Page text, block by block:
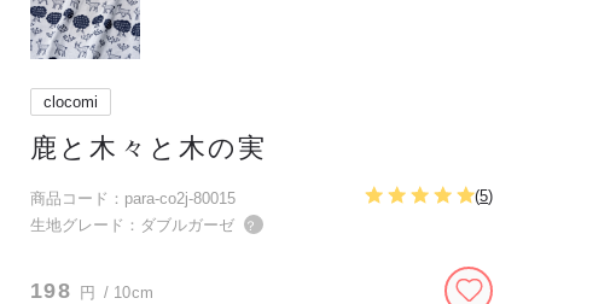
clocomi
鹿と木々と木の実
商品コード：para-co2j-80015
生地グレード：ダブルガーゼ
？
(5)
198 円 / 10cm